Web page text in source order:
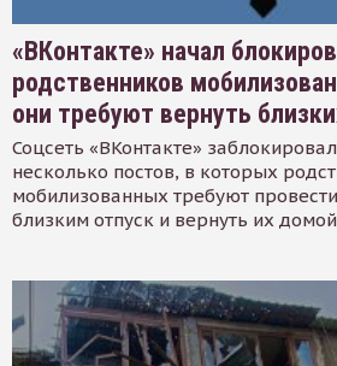
«ВКонтакте» начал
родственников
они требуют вернуть
Соцсеть «ВКонтакте»
несколько постов, в которых
мобилизованных требуют
близким отпуск и вернуть их домой